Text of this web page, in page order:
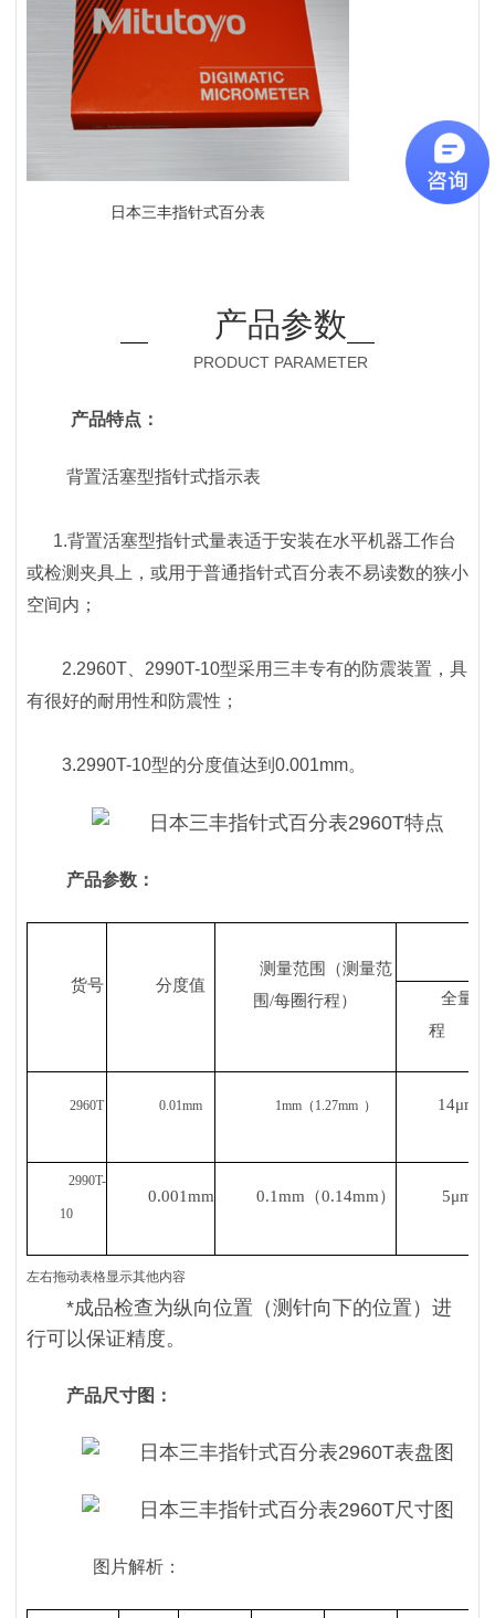
日本三丰指针式百分表
产品参数
PRODUCT PARAMETER
产品特点：
背置活塞型指针式指示表
1.背置活塞型指针式量表适于安装在水平机器工作台
或检测夹具上，或用于普通指针式百分表不易读数的狭小
空间内；
2.2960T、2990T-10型采用三丰专有的防震装置，具
有很好的耐用性和防震性；
3.2990T-10型的分度值达到0.001mm。
产品参数：
货号 分度值
测量范围（测量范
围/每圈行程）
全量
程
2960T 0.01mm 1mm（ 1.27mm ） 14μm
2990T-
10
0.001mm 0.1mm （0.14mm） 5μm
左右拖动表格显示其他内容
*成品检查为纵向位置（测针向下的位置）进
行可以保证精度。
产品尺寸图：
图片解析：